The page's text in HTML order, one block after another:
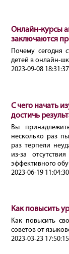
Онлайн-курсы
заключаются
Почему сегодня
детей в онлайн-
2023-09-08 18:31:37
С чего начать
достичь
Вы
несколько раз
раз терпели
из-за
эффективного
2023-06-19 11:04:30
Как повысить
Как повысить
советов от
2023-03-23 17:50:15